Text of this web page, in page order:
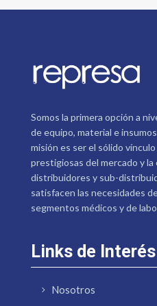
Somos la primera opción a
de equipo, material e
misión es ser el sólido
prestigiosas del mercado y
distribuidores y sub-
satisfacen las necesidades
segmentos médicos y de
Links de Interés
Nosotros